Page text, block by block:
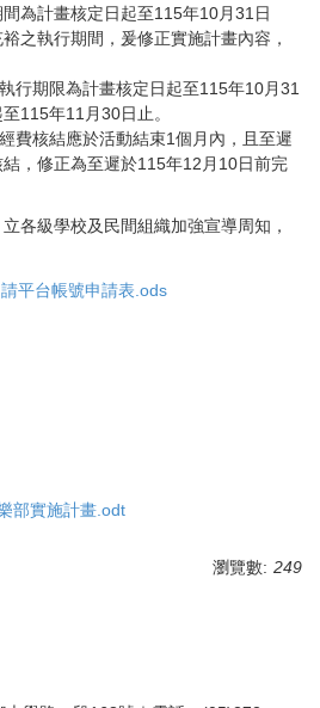
為計畫核定日起至115年10月31日
之執行期間，爰修正實施計畫內容，
行期限為計畫核定日起至115年10月31
115年11月30日止。
費核結應於活動結束1個月內，且至遲
，修正為至遲於115年12月10日前完
各級學校及民間組織加強宣導周知，
平台帳號申請表.ods
部實施計畫.odt
瀏覽數: 249